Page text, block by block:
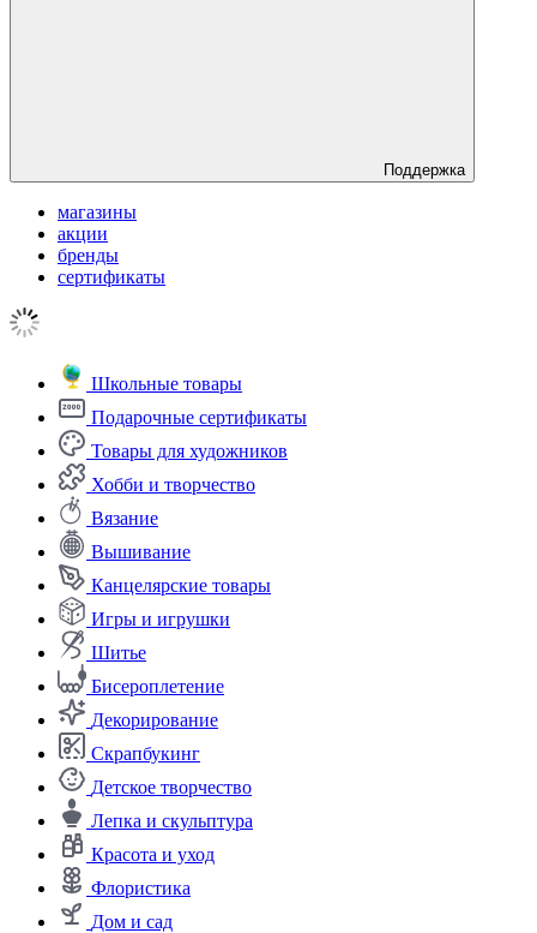
Поддержка
магазины
акции
бренды
сертификаты
Школьные товары
Подарочные сертификаты
Товары для художников
Хобби и творчество
Вязание
Вышивание
Канцелярские товары
Игры и игрушки
Шитье
Бисероплетение
Декорирование
Скрапбукинг
Детское творчество
Лепка и скульптура
Красота и уход
Флористика
Дом и сад